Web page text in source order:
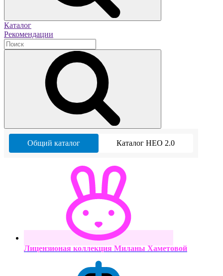
Каталог
Рекомендации
Общий каталог Каталог НЕО 2.0
Лицензионая коллекция Миланы Хаметовой